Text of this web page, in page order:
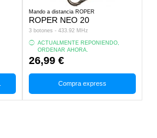
Mando a distancia ROPER
ROPER NEO 20
3 botones - 433.92 MHz
ACTUALMENTE REPONIENDO,
ORDENAR AHORA.
26,99 €
Compra express